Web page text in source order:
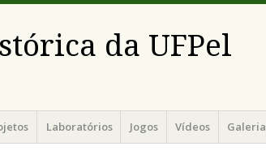
da UFPel
Laboratórios Jogos Vídeos Galeria